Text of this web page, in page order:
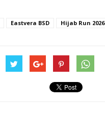
Eastvera BSD Hijab Run 2026